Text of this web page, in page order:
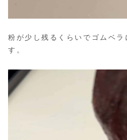
粉が少し残るくらいでゴムベラ
す。